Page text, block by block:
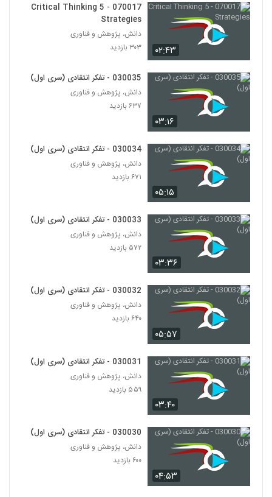
030039 - نظریه انتخاب عقلانی
32
030040 - نظریه انتخاب عقلانی
۶۰۹ بازدید
030041 - نظریه انتخاب عقلانی
۵۰۲ بازدید
030029 - تفکر انتقادی (سری اول)
35
030030 - تفکر انتقادی (سری اول)
030031 - تفکر انتقادی (سری اول)
۵۵۹ بازدید
030032 - تفکر انتقادی (سری اول)
38
030033 - تفکر انتقادی (سری اول)
030034 - تفکر انتقادی (سری اول)
030035 - تفکر انتقادی (سری اول)
۶۳۷ بازدید
۰۲:۴۳
070017 - 5 Critical Thinking
Strategies
دانش، پژوهش و فناوری
۳۰۳ بازدید
۰۳:۱۶
030035 - تفکر انتقادی (سری اول)
دانش، پژوهش و فناوری
۶۳۷ بازدید
۰۵:۱۵
030034 - تفکر انتقادی (سری اول)
دانش، پژوهش و فناوری
۶۷۱ بازدید
۰۳:۳۶
030033 - تفکر انتقادی (سری اول)
دانش، پژوهش و فناوری
۵۷۲ بازدید
۰۵:۵۷
030032 - تفکر انتقادی (سری اول)
دانش، پژوهش و فناوری
۶۴۰ بازدید
۰۳:۴۰
030031 - تفکر انتقادی (سری اول)
دانش، پژوهش و فناوری
۵۵۹ بازدید
۰۴:۵۳
030030 - تفکر انتقادی (سری اول)
دانش، پژوهش و فناوری
۶۰۰ بازدید